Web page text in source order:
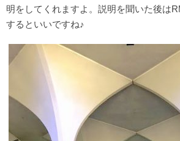
明をしてくれますよ。説明を聞いた後は
するといいですね♪